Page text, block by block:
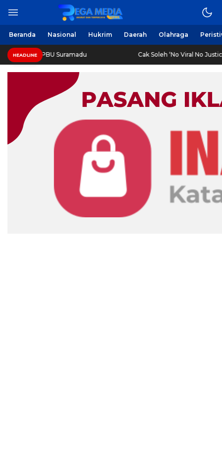
Beranda Nasional Hukrim Daerah Olahraga
HEADLINE
Suramadu Cak Soleh ‘No Viral No Justice’